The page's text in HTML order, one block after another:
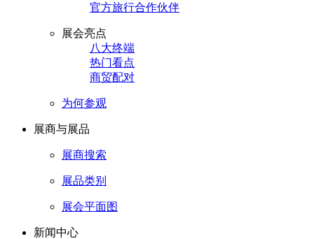
官方旅行合作伙伴
展会亮点
八大终端
热门看点
商贸配对
为何参观
展商与展品
展商搜索
展品类别
展会平面图
新闻中心